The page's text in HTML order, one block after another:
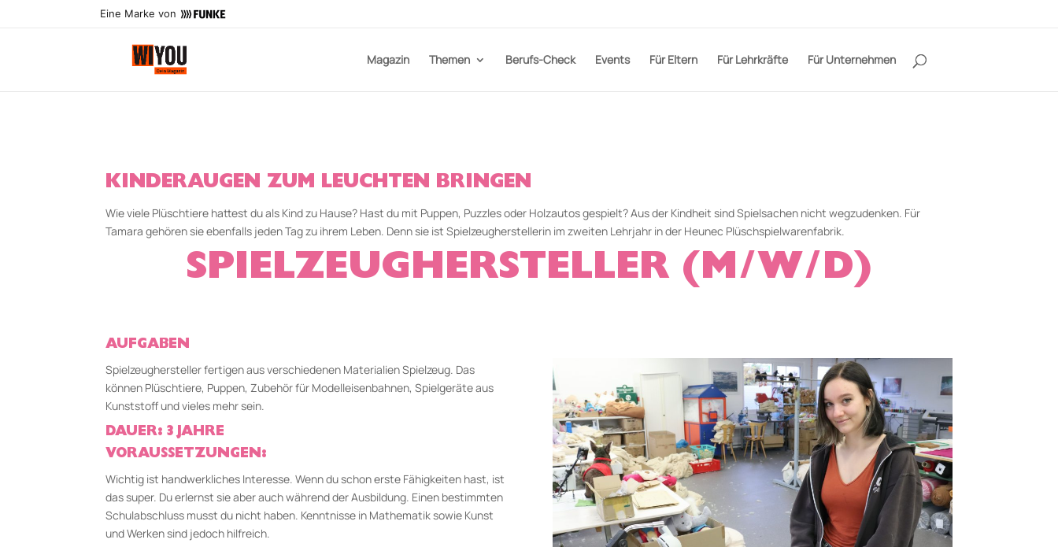
Eine Marke von
Magazin Themen Berufs-Check Events Für Eltern Für Lehrkräfte Für Unternehmen
KINDERAUGEN ZUM LEUCHTEN BRINGEN
Wie viele Plüschtiere hattest du als Kind zu Hause? Hast du mit Puppen, Puzzles oder Holzautos gespielt? Aus der Kindheit sind Spielsachen nicht wegzudenken. Für
Tamara gehören sie ebenfalls jeden Tag zu ihrem Leben. Denn sie ist Spielzeugherstellerin im zweiten Lehrjahr in der Heunec Plüschspielwarenfabrik.
SPIELZEUGHERSTELLER (M/W/D)
AUFGABEN
Spielzeughersteller fertigen aus verschiedenen Materialien Spielzeug. Das
können Plüschtiere, Puppen, Zubehör für Modelleisenbahnen, Spielgeräte aus
Kunststoff und vieles mehr sein.
DAUER: 3 JAHRE
VORAUSSETZUNGEN:
Wichtig ist handwerkliches Interesse. Wenn du schon erste Fähigkeiten hast, ist
das super. Du erlernst sie aber auch während der Ausbildung. Einen bestimmten
Schulabschluss musst du nicht haben. Kenntnisse in Mathematik sowie Kunst
und Werken sind jedoch hilfreich.